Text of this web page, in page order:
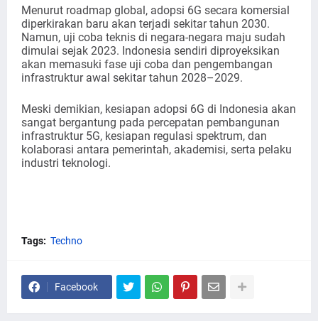
Menurut roadmap global, adopsi 6G secara komersial
diperkirakan baru akan terjadi sekitar tahun 2030.
Namun, uji coba teknis di negara-negara maju sudah
dimulai sejak 2023. Indonesia sendiri diproyeksikan
akan memasuki fase uji coba dan pengembangan
infrastruktur awal sekitar tahun 2028–2029.
Meski demikian, kesiapan adopsi 6G di Indonesia akan
sangat bergantung pada percepatan pembangunan
infrastruktur 5G, kesiapan regulasi spektrum, dan
kolaborasi antara pemerintah, akademisi, serta pelaku
industri teknologi.
Tags: Techno
Facebook